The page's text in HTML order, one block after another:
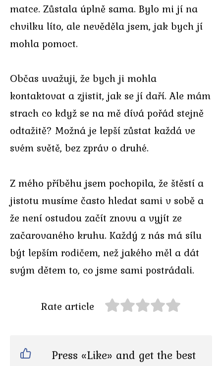
matce. Zůstala úplně sama. Bylo mi jí na
chvilku líto, ale nevěděla jsem, jak bych jí
mohla pomoct.
Občas uvažuji, že bych ji mohla
kontaktovat a zjistit, jak se jí daří. Ale mám
strach co když se na mě dívá pořád stejně
odtažitě? Možná je lepší zůstat každá ve
svém světě, bez zpráv o druhé.
Z mého příběhu jsem pochopila, že štěstí a
jistotu musíme často hledat sami v sobě a
že není ostudou začít znovu a vyjít ze
začarovaného kruhu. Každý z nás má sílu
být lepším rodičem, než jakého měl a dát
svým dětem to, co jsme sami postrádali.
Rate article
Press «Like» and get the best